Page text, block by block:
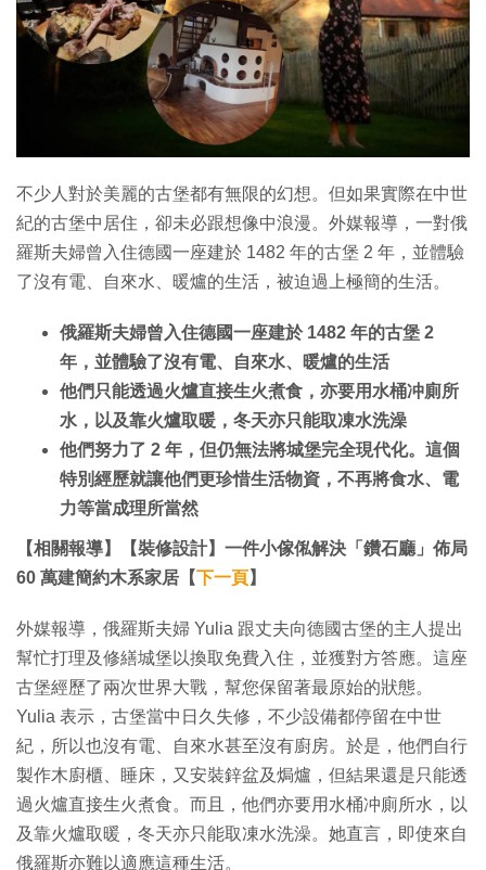
特集
不少人對於美麗的古堡都有無限的幻想。但如果實際在中世
紀的古堡中居住，卻未必跟想像中浪漫。外媒報導，一對俄
羅斯夫婦曾入住德國一座建於 1482 年的古堡 2 年，並體驗
了沒有電、自來水、暖爐的生活，被迫過上極簡的生活。
俄羅斯夫婦曾入住德國一座建於 1482 年的古堡 2
年，並體驗了沒有電、自來水、暖爐的生活
他們只能透過火爐直接生火煮食，亦要用水桶冲廁所
水，以及靠火爐取暖，冬天亦只能取凍水洗澡
他們努力了 2 年，但仍無法將城堡完全現代化。這個
特別經歷就讓他們更珍惜生活物資，不再將食水、電
力等當成理所當然
【相關報導】【裝修設計】一件小傢俬解決「鑽石廳」佈局
60 萬建簡約木系家居【下一頁】
外媒報導，俄羅斯夫婦 Yulia 跟丈夫向德國古堡的主人提出
幫忙打理及修繕城堡以換取免費入住，並獲對方答應。這座
古堡經歷了兩次世界大戰，幫您保留著最原始的狀態。
Yulia 表示，古堡當中日久失修，不少設備都停留在中世
紀，所以也沒有電、自來水甚至沒有廚房。於是，他們自行
製作木廚櫃、睡床，又安裝鋅盆及焗爐，但結果還是只能透
過火爐直接生火煮食。而且，他們亦要用水桶冲廁所水，以
及靠火爐取暖，冬天亦只能取凍水洗澡。她直言，即使來自
俄羅斯亦難以適應這種生活。